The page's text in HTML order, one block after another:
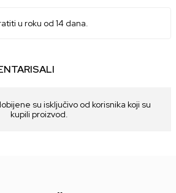
u roku od 14 dana.
su isključivo od korisnika koji su
kupili proizvod.